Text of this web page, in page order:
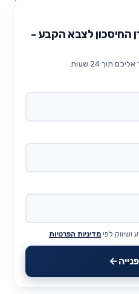
החיסכון לצבא הקבע -
תוך 24 שעות.
לפי מדיניות הפרטיות